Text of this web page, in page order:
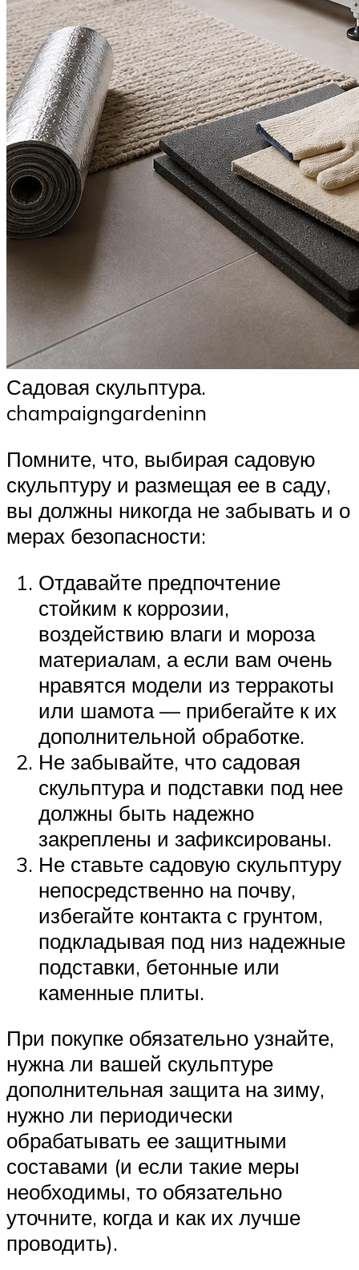
Садовая скульптура.
champaigngardeninn
Помните, что, выбирая садовую
скульптуру и размещая ее в саду,
вы должны никогда не забывать и о
мерах безопасности:
Отдавайте предпочтение
стойким к коррозии,
воздействию влаги и мороза
материалам, а если вам очень
нравятся модели из терракоты
или шамота — прибегайте к их
дополнительной обработке.
Не забывайте, что садовая
скульптура и подставки под нее
должны быть надежно
закреплены и зафиксированы.
Не ставьте садовую скульптуру
непосредственно на почву,
избегайте контакта с грунтом,
подкладывая под низ надежные
подставки, бетонные или
каменные плиты.
При покупке обязательно узнайте,
нужна ли вашей скульптуре
дополнительная защита на зиму,
нужно ли периодически
обрабатывать ее защитными
составами (и если такие меры
необходимы, то обязательно
уточните, когда и как их лучше
проводить).